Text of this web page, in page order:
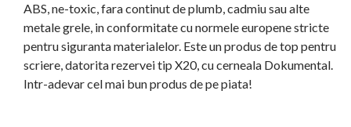
ABS, ne-toxic, fara continut de plumb, cadmiu sau alte
metale grele, in conformitate cu normele europene stricte
pentru siguranta materialelor. Este un produs de top pentru
scriere, datorita rezervei tip X20, cu cerneala Dokumental.
Intr-adevar cel mai bun produs de pe piata!